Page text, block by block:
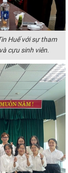
Huế với sự tham
cựu sinh viên.